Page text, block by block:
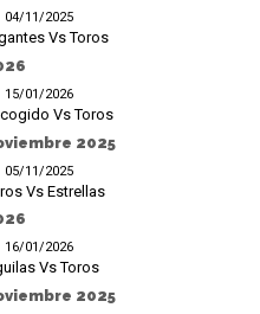
04/11/2025
Vs Toros
15/01/2026
Vs Toros
2025
05/11/2025
Vs Estrellas
16/01/2026
Vs Toros
2025